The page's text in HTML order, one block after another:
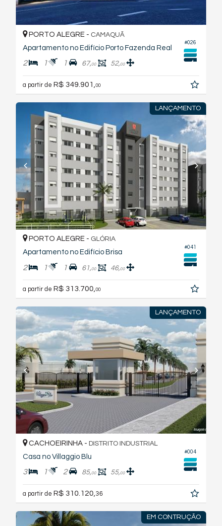
#026
PORTO ALEGRE - CAMAQUÃ
Apartamento no Edifício Porto Fazenda Real
2 1 1 67,00 52,00
a partir de R$ 349.901, 00
LANÇAMENTO
#041
PORTO ALEGRE - GLÓRIA
Apartamento no Edifício Brisa
2 1 1 61,00 46,00
a partir de R$ 313.700,00
LANÇAMENTO
#004
CACHOEIRINHA - DISTRITO INDUSTRIAL
Casa no Villaggio Blu
3 1 2 85,00 55,00
a partir de R$ 310.120, 36
EM CONTRUÇÃO